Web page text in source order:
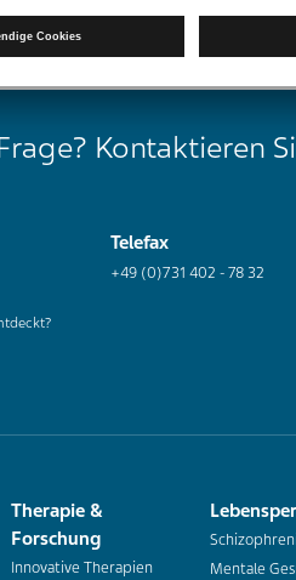
Kontaktieren
Telefax
+49 (0)731 402 - 78 32
Therapie &
Forschung
Innovative Therapien
Mentale